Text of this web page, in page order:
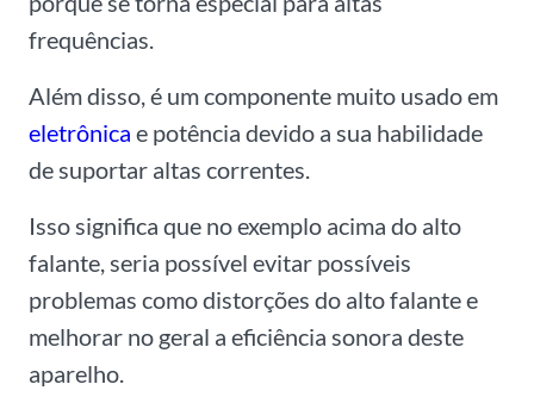
frequências.
Além disso, é um componente muito usado em
eletrônica e potência devido a sua habilidade
de suportar altas correntes.
Isso significa que no exemplo acima do alto
falante, seria possível evitar possíveis
problemas como distorções do alto falante e
melhorar no geral a eficiência sonora deste
aparelho.